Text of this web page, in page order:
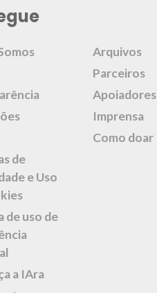
de
e Uso
de uso de
a IAra
Arquivos
Parceiros
Apoiadores
Imprensa
Como doar